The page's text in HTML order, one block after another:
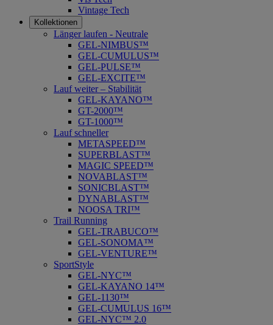
Vintage Tech
Kollektionen
Länger laufen - Neutrale
GEL-NIMBUS™
GEL-CUMULUS™
GEL-PULSE™
GEL-EXCITE™
Lauf weiter – Stabilität
GEL-KAYANO™
GT-2000™
GT-1000™
Lauf schneller
METASPEED™
SUPERBLAST™
MAGIC SPEED™
NOVABLAST™
SONICBLAST™
DYNABLAST™
NOOSA TRI™
Trail Running
GEL-TRABUCO™
GEL-SONOMA™
GEL-VENTURE™
SportStyle
GEL-NYC™
GEL-KAYANO 14™
GEL-1130™
GEL-CUMULUS 16™
GEL-NYC™ 2.0